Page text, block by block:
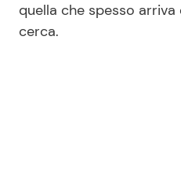
quella che spesso
cerca.